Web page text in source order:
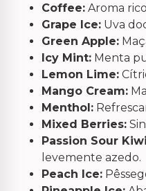
Coffee: Aroma
Grape Ice: Uva
Green Apple:
Icy Mint: Menta
Lemon Lime:
Mango Cream:
Menthol:
Mixed Berries:
Passion Sour
levemente azedo.
Peach Ice: